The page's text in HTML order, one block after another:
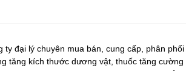
ty đại lý chuyên mua bán, cung cấp, phân phối
tăng kích thước dương vật, thuốc tăng cường